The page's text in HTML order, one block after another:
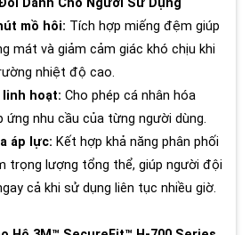
Dành Cho Người Sử Dụng
mồ hôi: Tích hợp miếng đệm giúp
mát và giảm cảm giác khó chịu khi
nhiệt độ cao.
hoạt: Cho phép cá nhân hóa
nhu cầu của từng người dùng.
áp lực: Kết hợp khả năng phân phối
trọng lượng tổng thể, giúp người đội
cả khi sử dụng liên tục nhiều giờ.